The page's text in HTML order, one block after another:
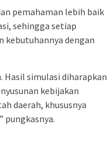
pemahaman lebih baik
sehingga setiap
kebutuhannya dengan
Hasil simulasi diharapkan
kebijakan
daerah, khususnya
pungkasnya.